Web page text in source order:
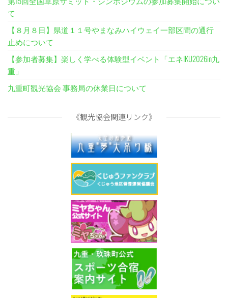
て
【８月８日】県道１１号やまなみハイウェイ一部区間の通行
止めについて
【参加者募集】楽しく学べる体験型イベント「エネIKU2026in九
重」
九重町観光協会 事務局の休業日について
《観光協会関連リンク》